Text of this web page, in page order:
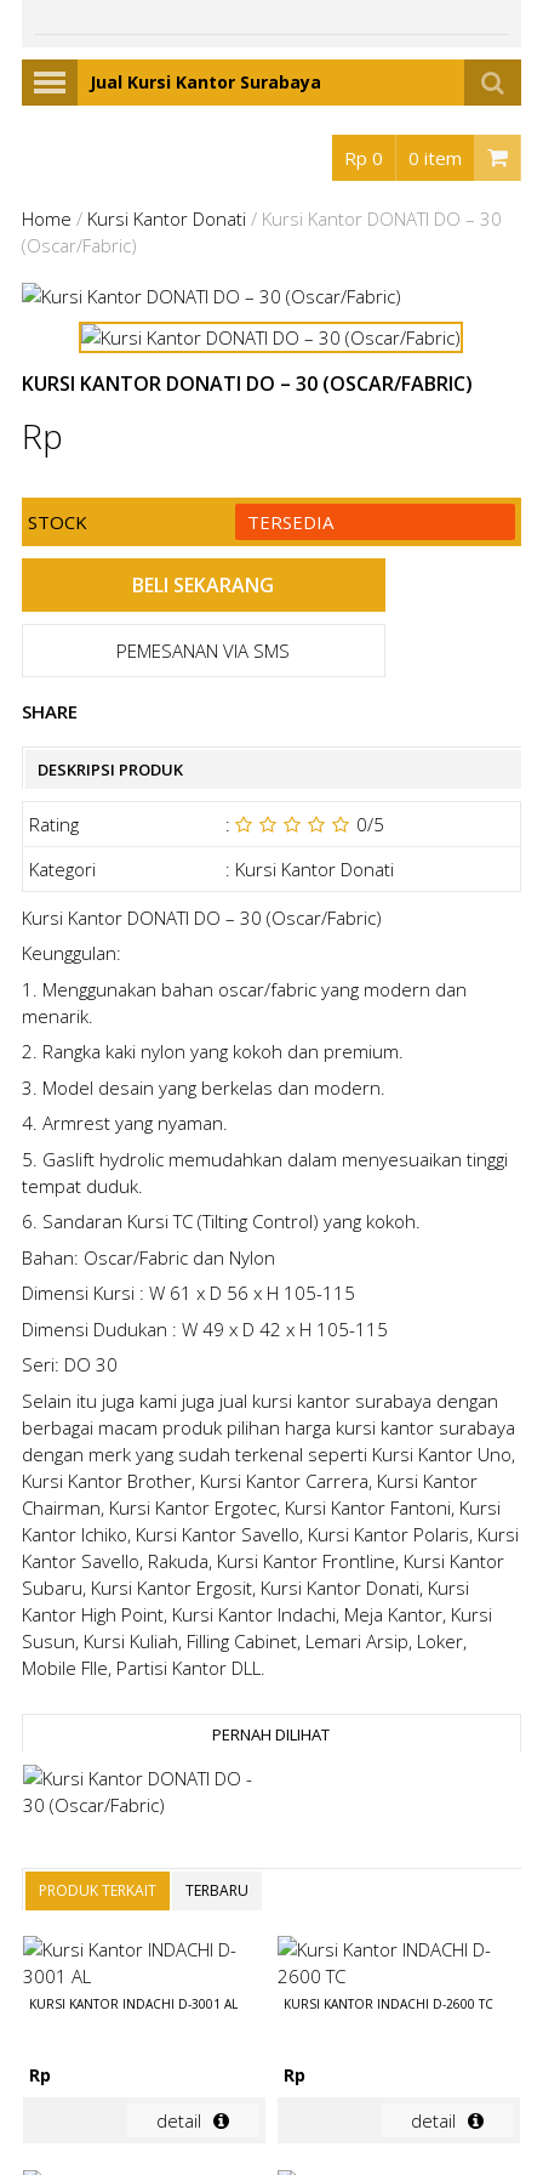
Jual Kursi Kantor Surabaya
Rp 0 0 item
Home / Kursi Kantor Donati/ Kursi Kantor DONATI DO – 30
(Oscar/Fabric)
KURSI KANTOR DONATI DO – 30 (OSCAR/FABRIC)
Rp
STOCK TERSEDIA
PEMESANAN VIA SMS
SHARE
DESKRIPSI PRODUK
Rating : 0/5
Kategori
: Kursi Kantor Donati
Kursi Kantor DONATI DO – 30 (Oscar/Fabric)
Keunggulan:
1. Menggunakan bahan oscar/fabric yang modern dan
menarik.
2. Rangka kaki nylon yang kokoh dan premium.
3. Model desain yang berkelas dan modern.
4. Armrest yang nyaman.
5. Gaslift hydrolic memudahkan dalam menyesuaikan tinggi
tempat duduk.
6. Sandaran Kursi TC (Tilting Control) yang kokoh.
Bahan: Oscar/Fabric dan Nylon
Dimensi Kursi : W 61 x D 56 x H 105-115
Dimensi Dudukan : W 49 x D 42 x H 105-115
Seri: DO 30
Selain itu juga kami juga jual kursi kantor surabaya dengan
berbagai macam produk pilihan harga kursi kantor surabaya
dengan merk yang sudah terkenal seperti Kursi Kantor Uno,
Kursi Kantor Brother, Kursi Kantor Carrera, Kursi Kantor
Chairman, Kursi Kantor Ergotec, Kursi Kantor Fantoni, Kursi
Kantor Ichiko, Kursi Kantor Savello, Kursi Kantor Polaris, Kursi
Kantor Savello, Rakuda, Kursi Kantor Frontline, Kursi Kantor
Subaru, Kursi Kantor Ergosit, Kursi Kantor Donati, Kursi
Kantor High Point, Kursi Kantor Indachi, Meja Kantor, Kursi
Susun, Kursi Kuliah, Filling Cabinet, Lemari Arsip, Loker,
Mobile FIle, Partisi Kantor DLL.
PERNAH DILIHAT
PRODUK TERKAIT TERBARU
KURSI KANTOR INDACHI D-3001 AL
Rp
detail
KURSI KANTOR INDACHI D-2600 TC
Rp
detail